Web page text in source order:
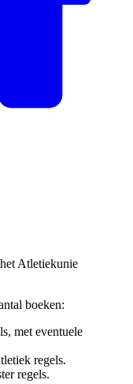
Atletiekunie
boeken:
met eventuele
regels.
regels.